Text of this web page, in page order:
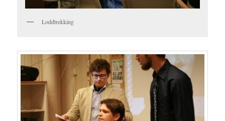
Loddtrekking